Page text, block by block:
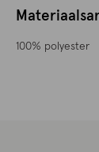
100% polyester